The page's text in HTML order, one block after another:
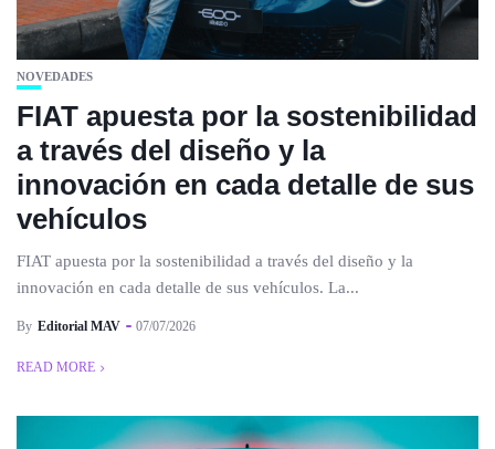
NOVEDADES
FIAT apuesta por la sostenibilidad
a través del diseño y la
innovación en cada detalle de sus
vehículos
FIAT apuesta por la sostenibilidad a través del diseño y la
innovación en cada detalle de sus vehículos. La...
By Editorial MAV 07/07/2026
READ MORE